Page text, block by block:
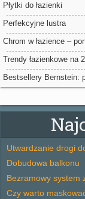
Płytki do łazienki
Perfekcyjne lustra
Chrom w łazience –
mody
Trendy łazienkowe na
spa
Bestsellery Bernstein:
Utwardzanie drogi
Dobudowa balkonu
Bezramowy system
Czy warto